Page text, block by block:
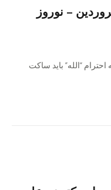
– نوروز
“الله” باید ساکت